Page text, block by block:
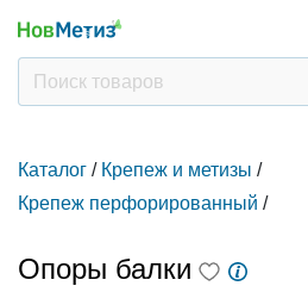
Каталог / Крепеж и метизы /
Крепеж перфорированный /
Опоры балки